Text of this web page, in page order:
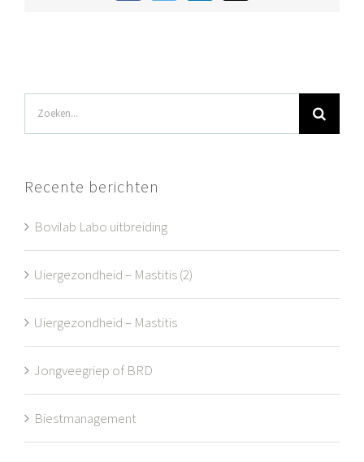
Zoeken
naar:
Recente berichten
Bovilab Labo uitbreiding
Uiergezondheid – Mastitis (2)
Uiergezondheid – Mastitis
Jongveegriep of BRD
Biestmanagement